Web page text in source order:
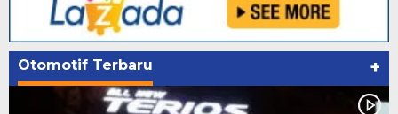
Otomotif Terbaru +